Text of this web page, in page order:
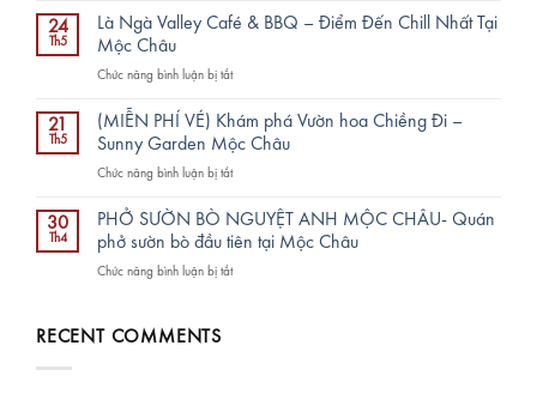
sang
cấp:
đáo
TRỌN
TRỌN
VẸN
lúa
Vân
đẹp
mê
trên
Mộc
Châu
24
Th5
Là Ngà Valley Café & BBQ – Điểm Đến Chill Nhất Tại
Mộc Châu
Chức năng bình luận bị tắtở
Ngà
Valley
Café
&
–
Điểm
Chill
21
Th5
(MIỄN PHÍ VÉ) Khám phá Vườn hoa Chiềng Đi –
Sunny Garden Mộc Châu
Chức năng bình luận bị tắtở
PHÍ
VÉ)
phá
30
Th4
PHỞ SƯỜN BÒ NGUYỆT ANH MỘC CHÂU- Quán
phở sườn bò đầu tiên tại Mộc Châu
Chức năng bình luận bị tắtở
RECENT COMMENTS